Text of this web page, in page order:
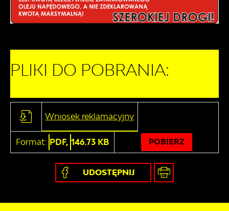
PLIKI DO POBRANIA:
Wniosek reklamacyjny
Format: PDF, 146.73 KB POBIERZ
UDOSTĘPNIJ